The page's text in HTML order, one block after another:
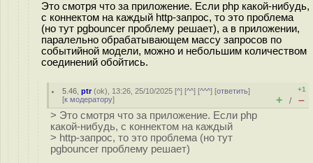
Это смотря что за приложение. Если php какой-нибудь,
с коннектом на каждый http-запрос, то это проблема
(но тут pgbouncer проблему решает), а в приложении,
паралельно обрабатывающем массу запросов по
событийной модели, можно и небольшим количеством
соединений обойтись.
5.46 ,ptr(ok), 13:26, 25/10/2025 [^] [^^] [^^^] [ответить]
[к модератору]
+1
+ / –
> Это смотря что за приложение. Если php
какой-нибудь, с коннектом на каждый
> http-запрос, то это проблема (но тут
pgbouncer проблему решает)